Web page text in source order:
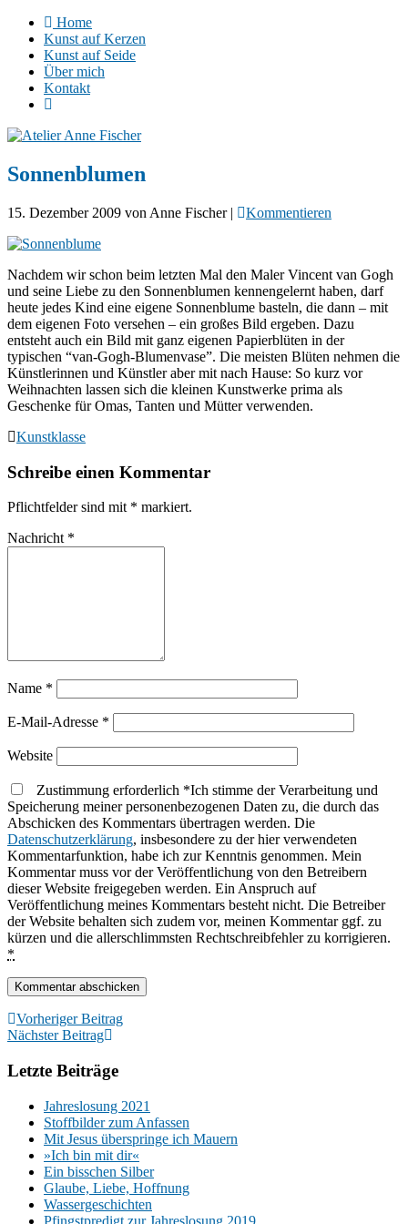
Home
Kunst auf Kerzen
Kunst auf Seide
Über mich
Kontakt
Sonnenblumen
15. Dezember 2009 von Anne Fischer| Kommentieren
Nachdem wir schon beim letzten Mal den Maler Vincent van Gogh
und seine Liebe zu den Sonnenblumen kennengelernt haben, darf
heute jedes Kind eine eigene Sonnenblume basteln, die dann – mit
dem eigenen Foto versehen – ein großes Bild ergeben. Dazu
entsteht auch ein Bild mit ganz eigenen Papierblüten in der
typischen “van-Gogh-Blumenvase”. Die meisten Blüten nehmen die
Künstlerinnen und Künstler aber mit nach Hause: So kurz vor
Weihnachten lassen sich die kleinen Kunstwerke prima als
Geschenke für Omas, Tanten und Mütter verwenden.
Kunstklasse
Schreibe einen Kommentar
Pflichtfelder sind mit * markiert.
Nachricht *
Name *
E-Mail-Adresse *
Website
Zustimmung erforderlich *Ich stimme der Verarbeitung und
Speicherung meiner personenbezogenen Daten zu, die durch das
Abschicken des Kommentars übertragen werden. Die
Datenschutzerklärung, insbesondere zu der hier verwendeten
Kommentarfunktion, habe ich zur Kenntnis genommen. Mein
Kommentar muss vor der Veröffentlichung von den Betreibern
dieser Website freigegeben werden. Ein Anspruch auf
Veröffentlichung meines Kommentars besteht nicht. Die Betreiber
der Website behalten sich zudem vor, meinen Kommentar ggf. zu
kürzen und die allerschlimmsten Rechtschreibfehler zu korrigieren.
*
Vorheriger Beitrag
Nächster Beitrag
Letzte Beiträge
Jahreslosung 2021
Stoffbilder zum Anfassen
Mit Jesus überspringe ich Mauern
»Ich bin mit dir«
Ein bisschen Silber
Glaube, Liebe, Hoffnung
Wassergeschichten
Pfingstpredigt zur Jahreslosung 2019